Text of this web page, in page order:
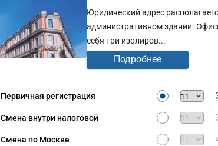
Юридический адрес
административном здании.
себя три изолиров...
Подробнее
Первичная регистрация
Смена внутри налоговой
Смена по Москве